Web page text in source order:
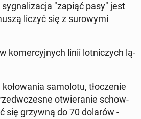
"zapiąć pasy" jest
liczyć się z su­ro­wy­mi
ko­mer­cyj­nych linii lot­ni­czych lą­
sa­mo­lo­tu, tło­cze­nie
otwie­ra­nie schow­
się grzywną do 70 dolarów -